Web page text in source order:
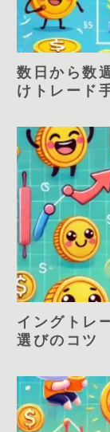
数日から数
けトレード
イングトレ
選びのコツ